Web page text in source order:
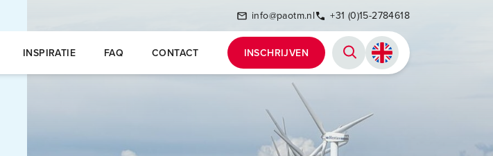
info@paotm.nl +31 (0)15-2784618
INSPIRATIE FAQ CONTACT INSCHRIJVEN